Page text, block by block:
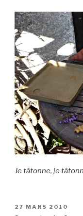
Je tâtonne, je
PUBLIÉ
27 MARS 2010